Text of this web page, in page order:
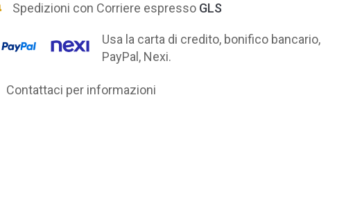
Spedizioni con Corriere espresso GLS
Usa la carta di credito, bonifico bancario,
PayPal, Nexi.
Contattaci per informazioni